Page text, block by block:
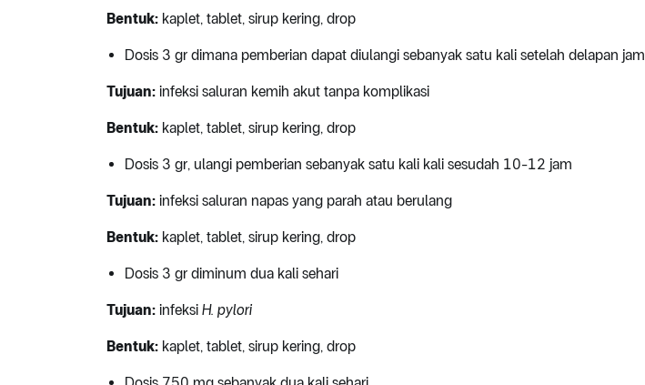
Bentuk: kaplet, tablet, sirup kering, drop
Dosis 3 gr dimana pemberian dapat diulangi sebanyak satu kali setelah delapan jam
Tujuan: infeksi saluran kemih akut tanpa komplikasi
Bentuk: kaplet, tablet, sirup kering, drop
Dosis 3 gr, ulangi pemberian sebanyak satu kali kali sesudah 10-12 jam
Tujuan: infeksi saluran napas yang parah atau berulang
Bentuk: kaplet, tablet, sirup kering, drop
Dosis 3 gr diminum dua kali sehari
Tujuan: infeksi H. pylori
Bentuk: kaplet, tablet, sirup kering, drop